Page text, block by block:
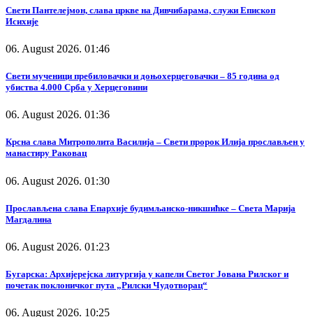
Свети Пантелејмон, слава цркве на Дивчибарама, служи Епископ
Исихије
06. August 2026. 01:46
Свети мученици пребиловачки и доњохерцеговачки – 85 година од
убиства 4.000 Срба у Херцеговини
06. August 2026. 01:36
Крсна слава Митрополита Василија – Свети пророк Илија прослављен у
манастиру Раковац
06. August 2026. 01:30
Прослављена слава Епархије будимљанско-никшићке – Света Марија
Магдалина
06. August 2026. 01:23
Бугарска: Архијерејска литургија у капели Светог Јована Рилског и
почетак поклоничког пута „Рилски Чудотворац“
06. August 2026. 10:25